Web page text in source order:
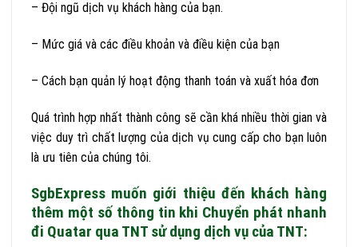
– Đội ngũ dịch vụ khách hàng của bạn.
– Mức giá và các điều khoản và điều kiện của bạn
– Cách bạn quản lý hoạt động thanh toán và xuất hóa đơn
Quá trình hợp nhất thành công sẽ cần khá nhiều thời gian và
việc duy trì chất lượng của dịch vụ cung cấp cho bạn luôn
là ưu tiên của chúng tôi.
SgbExpress muốn giới thiệu đến khách hàng
thêm một số thông tin khi Chuyển phát nhanh
đi Quatar qua TNT sử dụng dịch vụ của TNT: